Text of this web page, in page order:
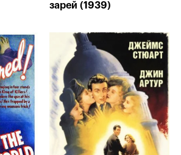
зарей (1939)